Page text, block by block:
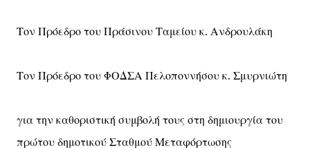
Τον Πρόεδρο του Πράσινου Ταμείου κ. Ανδρουλάκη
Τον Πρόεδρο του ΦΟΔΣΑ Πελοποννήσου κ. Σμυρνιώτη
για την καθοριστική συμβολή τους στη δημιουργία του
πρώτου δημοτικού Σταθμού Μεταφόρτωσης